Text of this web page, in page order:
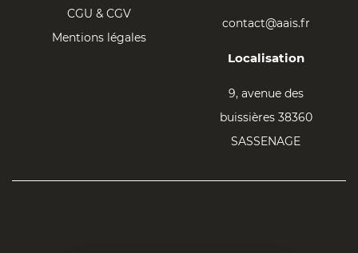
CGU & CGV
Mentions légales
contact@aais.fr
Localisation
9, avenue des
buissières 38360
SASSENAGE